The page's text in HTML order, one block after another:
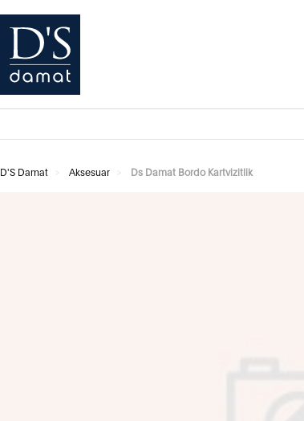
D'S Damat Aksesuar Ds Damat Bordo Kartvizitlik